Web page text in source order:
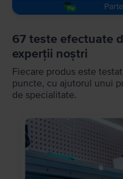
67 teste efectuate
experții noștri
Fiecare produs este
puncte, cu ajutorul unui
de specialitate.